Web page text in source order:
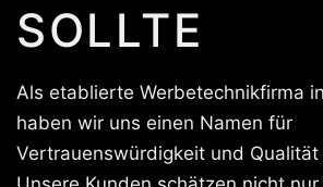
SOLLTE
Als etablierte Werbetechnikfirma
haben wir uns einen Namen für
Vertrauenswürdigkeit und Qualität